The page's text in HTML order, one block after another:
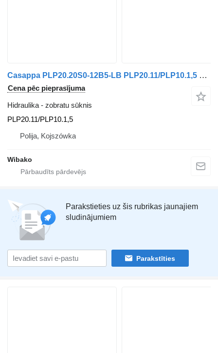
Casappa PLP20.20S0-12B5-LB PLP20.11/PLP10.1,5 zobratu sūknis
Cena pēc pieprasījuma
Hidraulika - zobratu sūknis
PLP20.11/PLP10.1,5
Polija, Kojszówka
Wibako
Parakstieties uz šis rubrikas jaunajiem
sludinājumiem
Parakstīties